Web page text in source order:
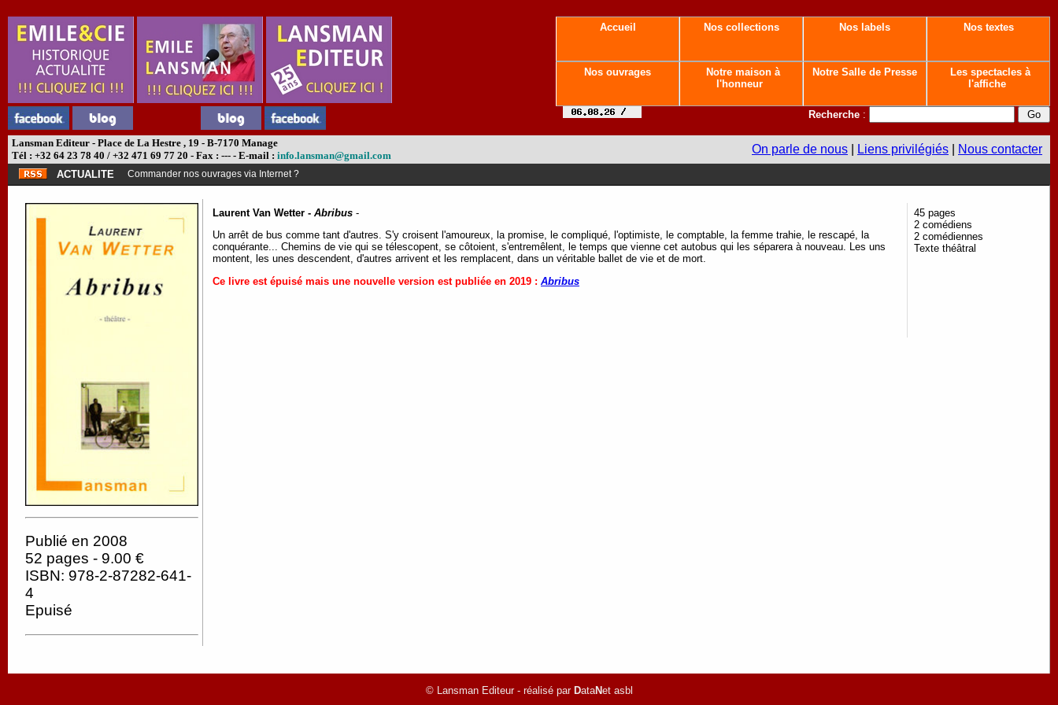
Accueil Nos collections Nos labels Nos textes
Nos ouvrages
Notre maison à
l'honneur
Notre Salle de Presse
Les spectacles à
l'affiche
Recherche :
Lansman Editeur - Place de La Hestre , 19 - B-7170 Manage
Tél : +32 64 23 78 40 / +32 471 69 77 20 - Fax : --- - E-mail : info.lansman@gmail.com On parle de nous Liens privilégiés Nous contacter
ACTUALITE Commander nos ouvrages via Internet ?
Publié en 2008
52 pages - 9.00 €
ISBN: 978-2-87282-641-
4
Epuisé
Laurent Van Wetter - Abribus -
Un arrêt de bus comme tant d'autres. S'y croisent l'amoureux, la promise, le compliqué, l'optimiste, le comptable, la femme trahie, le rescapé, la
conquérante... Chemins de vie qui se télescopent, se côtoient, s'entremêlent, le temps que vienne cet autobus qui les séparera à nouveau. Les uns
montent, les unes descendent, d'autres arrivent et les remplacent, dans un véritable ballet de vie et de mort.
Ce livre est épuisé mais une nouvelle version est publiée en 2019 : Abribus
45 pages
2 comédiens
2 comédiennes
Texte théâtral
© Lansman Editeur - réalisé par DataNet asbl